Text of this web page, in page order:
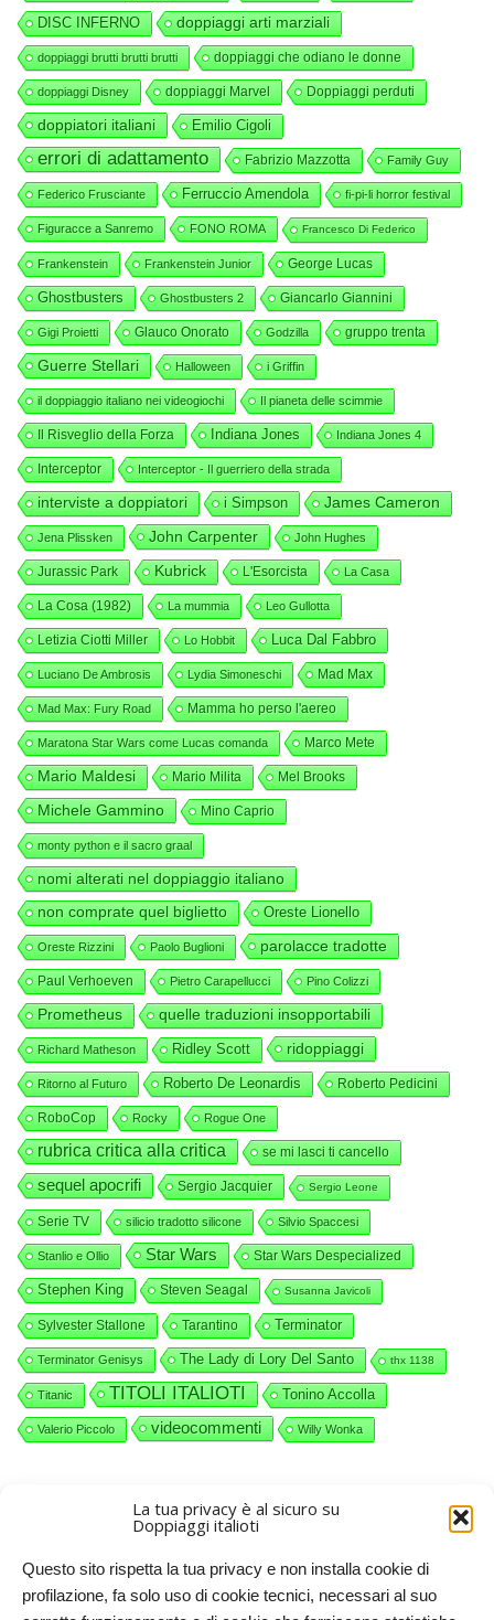
La tua privacy è al sicuro su
Doppiaggi italioti
Questo sito rispetta la tua privacy e non installa cookie di
profilazione, fa solo uso di cookie tecnici, necessari al suo
DISC INFERNO doppiaggi arti marziali
doppiaggi brutti brutti brutti doppiaggi che odiano le donne
doppiaggi Disney doppiaggi Marvel Doppiaggi perduti
doppiatori italiani Emilio Cigoli
errori di adattamento Fabrizio Mazzotta Family Guy
Federico Frusciante Ferruccio Amendola fi-pi-li horror festival
Figuracce a Sanremo FONO ROMA Francesco Di Federico
Frankenstein Frankenstein Junior George Lucas
Ghostbusters Ghostbusters 2 Giancarlo Giannini
Gigi Proietti Glauco Onorato Godzilla gruppo trenta
Guerre Stellari Halloween i Griffin
il doppiaggio italiano nei videogiochi Il pianeta delle scimmie
Il Risveglio della Forza Indiana Jones Indiana Jones 4
Interceptor Interceptor - Il guerriero della strada
interviste a doppiatori i Simpson James Cameron
Jena Plissken John Carpenter John Hughes
Jurassic Park Kubrick L'Esorcista La Casa
La Cosa (1982) La mummia Leo Gullotta
Letizia Ciotti Miller Lo Hobbit Luca Dal Fabbro
Luciano De Ambrosis Lydia Simoneschi Mad Max
Mad Max: Fury Road Mamma ho perso l'aereo
Maratona Star Wars come Lucas comanda Marco Mete
Mario Maldesi Mario Milita Mel Brooks
Michele Gammino Mino Caprio
monty python e il sacro graal
nomi alterati nel doppiaggio italiano
non comprate quel biglietto Oreste Lionello
Oreste Rizzini Paolo Buglioni parolacce tradotte
Paul Verhoeven Pietro Carapellucci Pino Colizzi
Prometheus quelle traduzioni insopportabili
Richard Matheson Ridley Scott ridoppiaggi
Ritorno al Futuro Roberto De Leonardis Roberto Pedicini
RoboCop Rocky Rogue One
rubrica critica alla critica se mi lasci ti cancello
sequel apocrifi Sergio Jacquier Sergio Leone
Serie TV silicio tradotto silicone Silvio Spaccesi
Stanlio e Ollio Star Wars Star Wars Despecialized
Stephen King Steven Seagal Susanna Javicoli
Sylvester Stallone Tarantino Terminator
Terminator Genisys The Lady di Lory Del Santo thx 1138
Titanic TITOLI ITALIOTI Tonino Accolla
Valerio Piccolo videocommenti Willy Wonka
ARTICOLI PIÙ VECCHI
PIÙ RECENTI